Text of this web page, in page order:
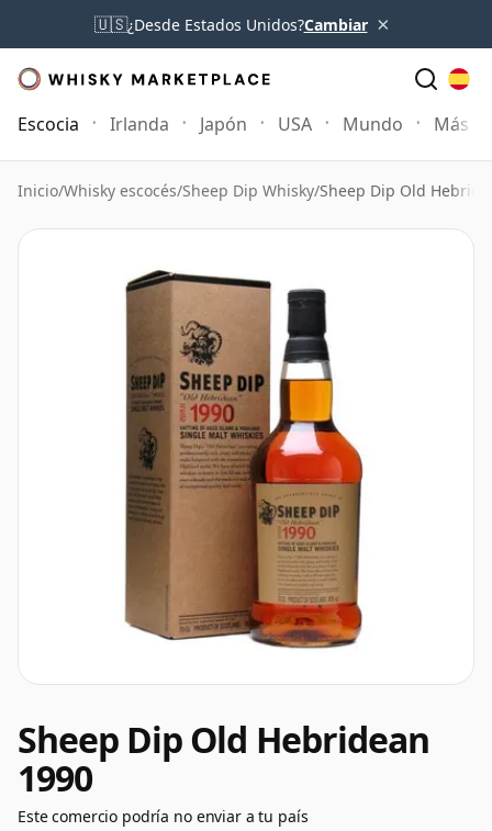
🇺🇸¿Desde Estados Unidos?Cambiar ×
Escocia Irlanda Japón USA Mundo Más
Inicio/Whisky escocés/Sheep Dip Whisky/Sheep Dip Old
Sheep Dip Old Hebridean
1990
Este comercio podría no enviar a tu país